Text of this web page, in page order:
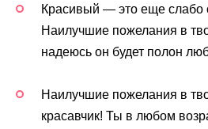
Красивый — это еще слабо
Наилучшие пожелания в
надеюсь он будет полон
Наилучшие пожелания в
красавчик! Ты в любом